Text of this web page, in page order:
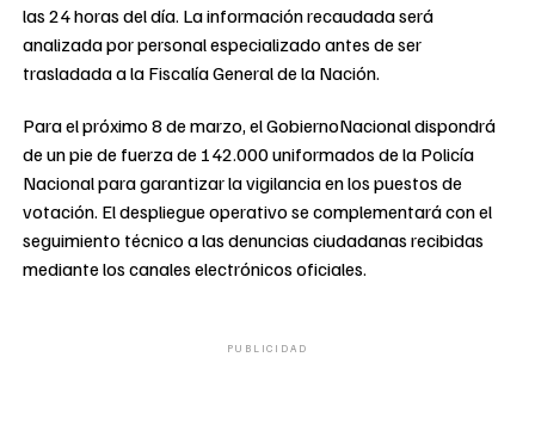
las 24 horas del día. La información recaudada será
analizada por personal especializado antes de ser
trasladada a la Fiscalía General de la Nación.
Para el próximo 8 de marzo, el GobiernoNacional dispondrá
de un pie de fuerza de 142.000 uniformados de la Policía
Nacional para garantizar la vigilancia en los puestos de
votación. El despliegue operativo se complementará con el
seguimiento técnico a las denuncias ciudadanas recibidas
mediante los canales electrónicos oficiales.
PUBLICIDAD